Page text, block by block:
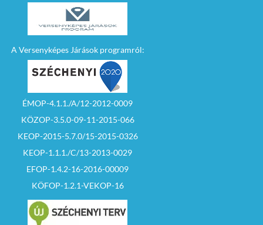
A Versenyképes Járások programról:
ÉMOP-4.1.1./A/12-2012-0009
KÖZOP-3.5.0-09-11-2015-066
KEOP-2015-5.7.0/15-2015-0326
KEOP-1.1.1./C/13-2013-0029
EFOP-1.4.2-16-2016-00009
KÖFOP-1.2.1-VEKOP-16